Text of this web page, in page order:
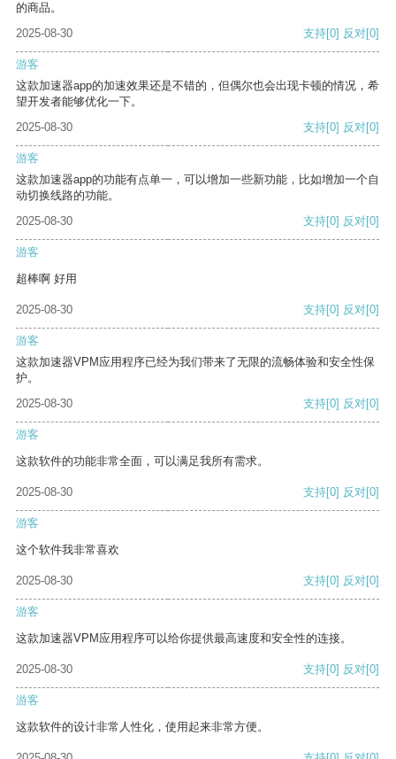
的商品。
2025-08-30
支持[0] 反对[0]
游客
这款加速器app的加速效果还是不错的，但偶尔也会出现卡顿的情况，希
望开发者能够优化一下。
2025-08-30
支持[0] 反对[0]
游客
这款加速器app的功能有点单一，可以增加一些新功能，比如增加一个自
动切换线路的功能。
2025-08-30
支持[0] 反对[0]
游客
超棒啊 好用
2025-08-30 支持[0] 反对[0]
游客
这款加速器VPM应用程序已经为我们带来了无限的流畅体验和安全性保
护。
2025-08-30
支持[0] 反对[0]
游客
这款软件的功能非常全面，可以满足我所有需求。
2025-08-30 支持[0] 反对[0]
游客
这个软件我非常喜欢
2025-08-30 支持[0] 反对[0]
游客
这款加速器VPM应用程序可以给你提供最高速度和安全性的连接。
2025-08-30 支持[0] 反对[0]
游客
这款软件的设计非常人性化，使用起来非常方便。